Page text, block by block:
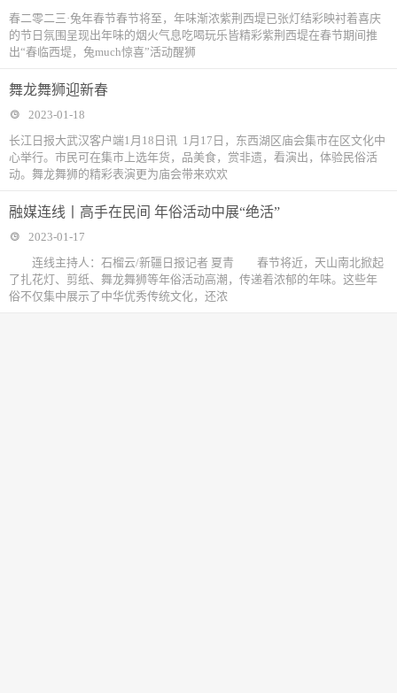
春二零二三·兔年春节春节将至，年味渐浓紫荆西堤已张灯结彩映衬着喜庆
的节日氛围呈现出年味的烟火气息吃喝玩乐皆精彩紫荆西堤在春节期间推
出“春临西堤，兔much惊喜”活动醒狮
舞龙舞狮迎新春
2023-01-18
长江日报大武汉客户端1月18日讯 1月17日，东西湖区庙会集市在区文化中
心举行。市民可在集市上选年货，品美食，赏非遗，看演出，体验民俗活
动。舞龙舞狮的精彩表演更为庙会带来欢欢
融媒连线丨高手在民间 年俗活动中展“绝活”
2023-01-17
连线主持人：石榴云/新疆日报记者 夏青 春节将近，天山南北掀起
了扎花灯、剪纸、舞龙舞狮等年俗活动高潮，传递着浓郁的年味。这些年
俗不仅集中展示了中华优秀传统文化，还浓